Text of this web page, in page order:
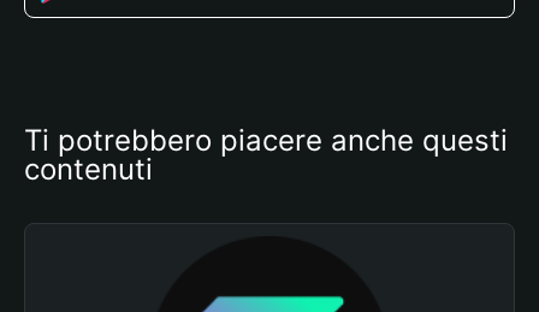
Ti potrebbero piacere anche questi
contenuti